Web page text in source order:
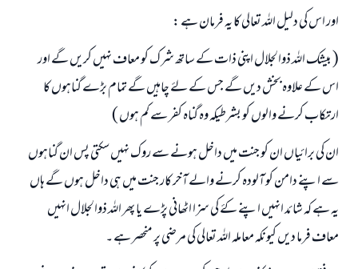
اور اس کی دلیل اللہ تعالی کا یہ فرمان ہے :
( بیشک اللہ ذوالجلال اپنی ذات کے ساتھ شرک کو معاف نہیں کریں گے اور
اس کے علاوہ بخش دیں گے جس کے لۓ چاہیں گے تمام بڑے گناہوں کا
ارتکاب کرنے والوں کو بشرطیکہ وہ گناہ کفر سے کم ہوں )
ان کی برائیاں ان کو جنت میں داخل ہونے سے روک نہیں سکتی پس ان گناہوں
سے اپنے دامن کو آلودہ کرنے والے آخر کار جنت میں ہی داخل ہوں گے ہاں
یہ ہے کہ شائد انہیں اپنے کۓ کی سزا اٹھانی پڑے یا پھر اللہ ذوالجلال انہیں
معاف فرما دیں کیونکہ معاملہ اللہ تعالی کی مرضی پر منحصر ہے ۔